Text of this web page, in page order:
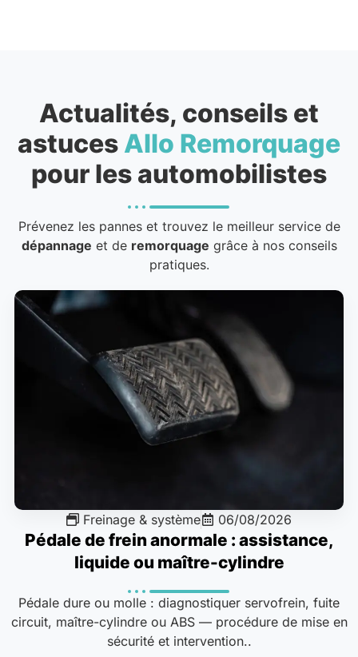
Actualités, conseils et
astuces Allo Remorquage
pour les automobilistes
Prévenez les pannes et trouvez le meilleur service de
dépannage et de remorquage grâce à nos conseils
pratiques.
Freinage & système 06/08/2026
Pédale de frein anormale : assistance,
liquide ou maître-cylindre
Pédale dure ou molle : diagnostiquer servofrein, fuite
circuit, maître-cylindre ou ABS — procédure de mise en
sécurité et intervention..